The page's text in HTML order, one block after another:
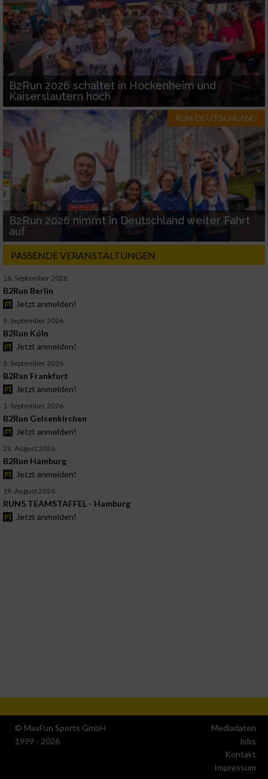
B2Run 2026 schaltet in Hockenheim und
Kaiserslautern hoch
RUN-DEUTSCHLAND
B2Run 2026 nimmt in Deutschland weiter Fahrt
auf
PASSENDE VERANSTALTUNGEN
16. September 2026
B2Run Berlin
Jetzt anmelden!
9. September 2026
B2Run Köln
Jetzt anmelden!
3. September 2026
B2Run Frankfurt
Jetzt anmelden!
1. September 2026
B2Run Gelsenkirchen
Jetzt anmelden!
25. August 2026
B2Run Hamburg
Jetzt anmelden!
19. August 2026
RUN5 TEAMSTAFFEL - Hamburg
Jetzt anmelden!
© MaxFun Sports GmbH
1999 - 2026
Mediadaten
Jobs
Kontakt
Impressum